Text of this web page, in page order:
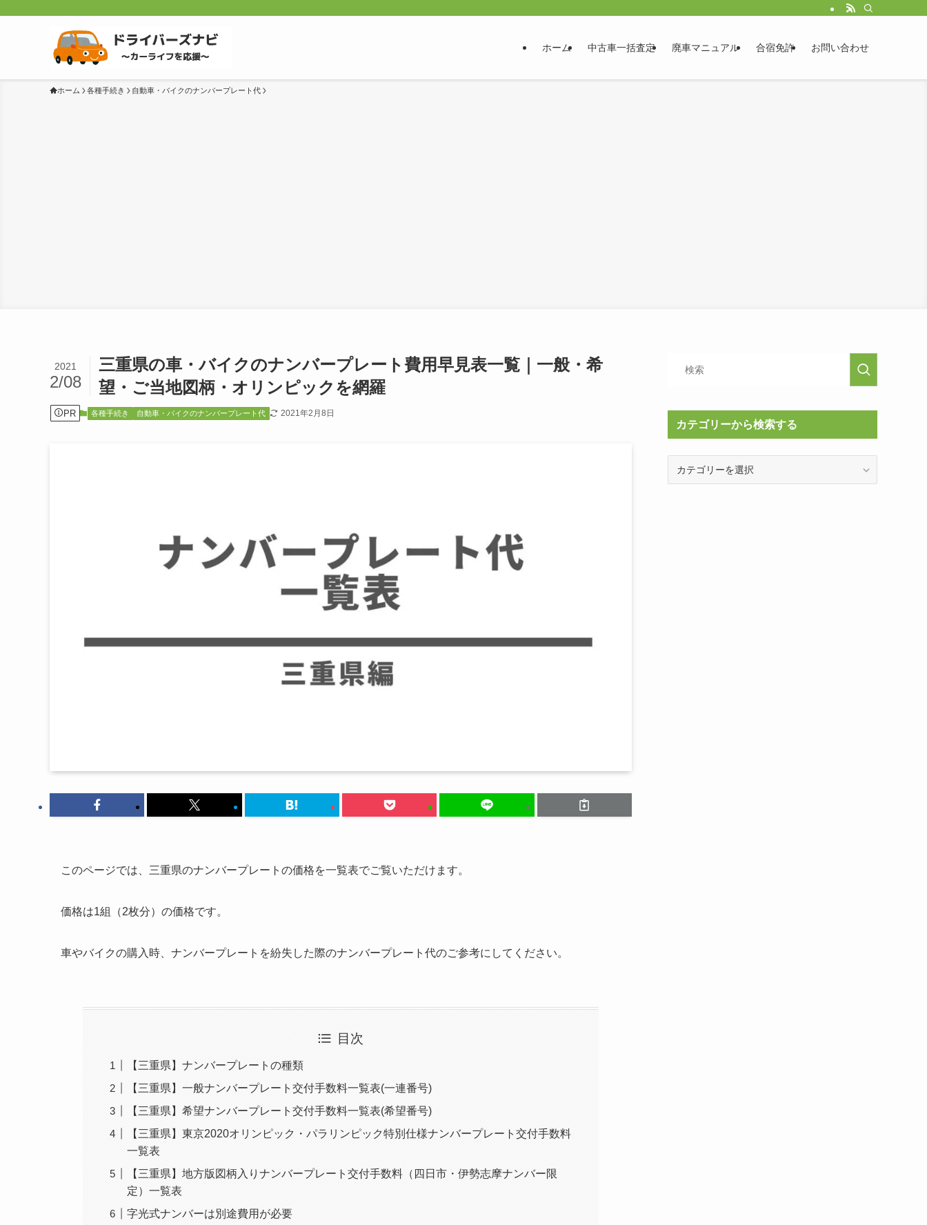
ホーム 中古車一括査定 廃車マニュアル 合宿免許 お問い合わせ
ホーム 各種手続き 自動車・バイクのナンバープレート代
三重県の車・バイクのナンバープレート費用早見表一覧｜一般・希
望・ご当地図柄・オリンピックを網羅
2021
2/08
PR 各種手続き 自動車・バイクのナンバープレート代 2021年2月8日
このページでは、三重県のナンバープレートの価格を一覧表でご覧いただけます。
価格は1組（2枚分）の価格です。
車やバイクの購入時、ナンバープレートを紛失した際のナンバープレート代のご参考にしてください。
目次
【三重県】ナンバープレートの種類
【三重県】一般ナンバープレート交付手数料一覧表(一連番号)
【三重県】希望ナンバープレート交付手数料一覧表(希望番号)
【三重県】東京2020オリンピック・パラリンピック特別仕様ナンバープレート交付手数料
一覧表
【三重県】地方版図柄入りナンバープレート交付手数料（四日市・伊勢志摩ナンバー限
定）一覧表
字光式ナンバーは別途費用が必要
カテゴリーから検索する